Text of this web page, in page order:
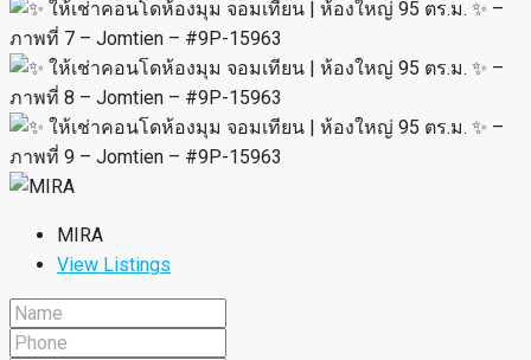
MIRA
View Listings